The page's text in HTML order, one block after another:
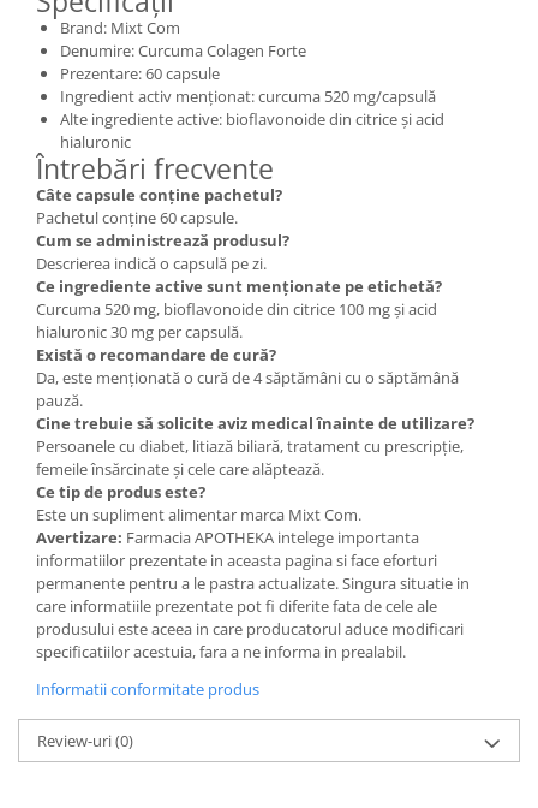
Brand: Mixt Com
Denumire: Curcuma Colagen Forte
Prezentare: 60 capsule
Ingredient activ menționat: curcuma 520 mg/capsulă
Alte ingrediente active: bioflavonoide din citrice și acid
hialuronic
Întrebări frecvente
Câte capsule conține pachetul?
Pachetul conține 60 capsule.
Cum se administrează produsul?
Descrierea indică o capsulă pe zi.
Ce ingrediente active sunt menționate pe etichetă?
Curcuma 520 mg, bioflavonoide din citrice 100 mg și acid
hialuronic 30 mg per capsulă.
Există o recomandare de cură?
Da, este menționată o cură de 4 săptămâni cu o săptămână
pauză.
Cine trebuie să solicite aviz medical înainte de utilizare?
Persoanele cu diabet, litiază biliară, tratament cu prescripție,
femeile însărcinate și cele care alăptează.
Ce tip de produs este?
Este un supliment alimentar marca Mixt Com.
Avertizare: Farmacia APOTHEKA intelege importanta
informatiilor prezentate in aceasta pagina si face eforturi
permanente pentru a le pastra actualizate. Singura situatie in
care informatiile prezentate pot fi diferite fata de cele ale
produsului este aceea in care producatorul aduce modificari
specificatiilor acestuia, fara a ne informa in prealabil.
Informatii conformitate produs
Review-uri(0)